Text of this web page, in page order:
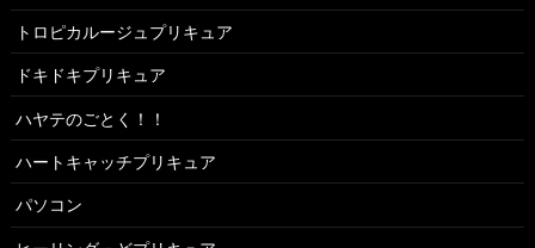
トロピカルージュプリキュア
ドキドキプリキュア
ハヤテのごとく！！
ハートキャッチプリキュア
パソコン